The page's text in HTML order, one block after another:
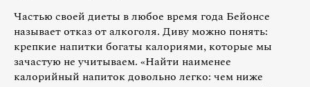
Частью своей диеты в любое время года Бейонсе
называет отказ от алкоголя. Диву можно понять:
крепкие напитки богаты калориями, которые мы
зачастую не учитываем. «Найти наименее
калорийный напиток довольно легко: чем ниже